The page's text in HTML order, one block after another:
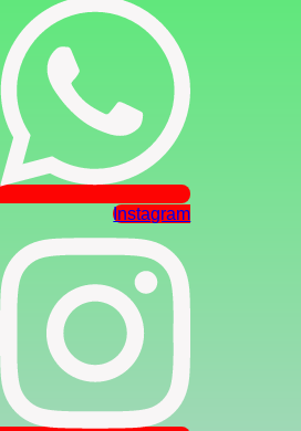
Instagram